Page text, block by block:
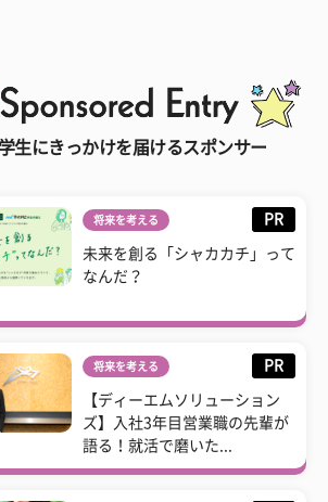
生にきっかけを届けるスポンサー
将来を考える PR
未来を創る「シャカカチ」って
なんだ？
将来を考える PR
【ディーエムソリューション
ズ】入社3年目営業職の先輩が
語る！就活で磨いた...